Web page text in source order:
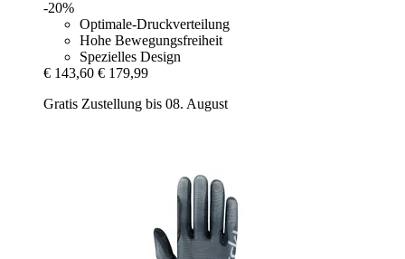
-20%
Optimale-Druckverteilung
Hohe Bewegungsfreiheit
Spezielles Design
€ 143,60 € 179,99
Gratis Zustellung bis 08. August